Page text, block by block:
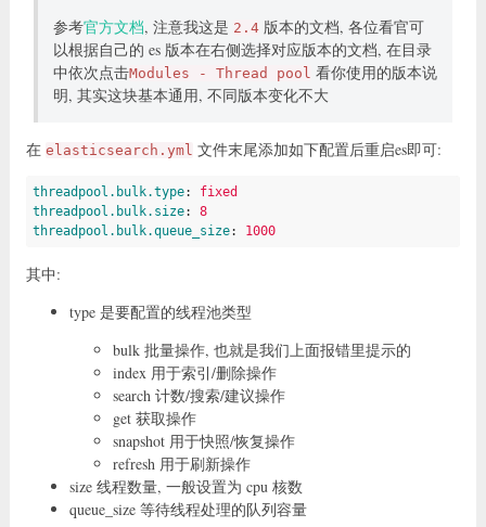
参考官方文档, 注意我这是 2.4版本的文档, 各位看官可
以根据自己的 es 版本在右侧选择对应版本的文档, 在目录
中依次点击Modules - Thread pool 看你使用的版本说
明, 其实这块基本通用, 不同版本变化不大
在 elasticsearch.yml 文件末尾添加如下配置后重启es即可:
threadpool.bulk.type: fixed
threadpool.bulk.size: 8
threadpool.bulk.queue_size: 1000
其中:
type 是要配置的线程池类型
bulk 批量操作, 也就是我们上面报错里提示的
index 用于索引/删除操作
search 计数/搜索/建议操作
get 获取操作
snapshot 用于快照/恢复操作
refresh 用于刷新操作
size 线程数量, 一般设置为 cpu 核数
queue_size 等待线程处理的队列容量